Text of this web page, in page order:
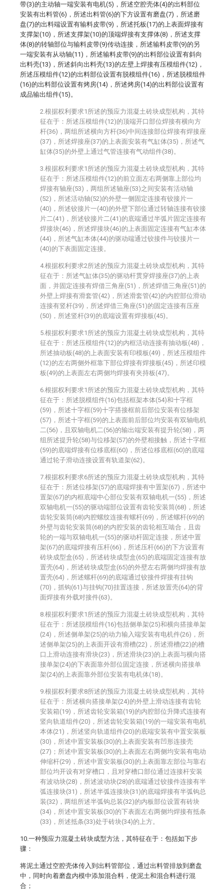
带(3)的主动轴一端安装有电机(5)，所述空腔壳体(4)的出料部位
安装有出料管(6)，所述出料管(6)的下方设置有磨盘(7)，所述磨
盘(7)的出料端设置有输料皮带(9)，所述托板(17)的上表面焊接有
支撑架(10)，所述支撑架(10)的顶端焊接有支撑体(8)，所述支撑
体(8)的转轴部位与输料皮带(9)传动连接，所述输料皮带(9)的另
一端安装有从动轴(11)，所述输料皮带(9)的出料部位设置有斜向
出料壳(13)，所述斜向出料壳(13)的左壁上焊接有压模组件(12)，
所述压模组件(12)的出料部位设置有脱模组件(16)，所述脱模组件
(16)的出料部位设置有烤房(14)，所述烤房(14)的出料部位设置有
成品输出组件(15)。
2.根据权利要求1所述的预应力混凝土砖块成型机构，其特
征在于：所述压模组件(12)的顶端开口部位焊接有横向方
杆(36)，两组所述横向方杆(36)中间连接部位焊接有焊接座
(37)，所述焊接座(37)的上表面安装有气缸体(35)，所述气
缸体(35)的外壁上通过气管连接有气动组件(38)。
3.根据权利要求1所述的预应力混凝土砖块成型机构，其特
征在于：所述压模组件(12)的前立面左右两侧靠上部位均
焊接有轴座(53)，两组所述轴座(53)之间安装有活动轴
(52)，所述活动轴(52)的外壁一侧固定连接有铰接片一
(40)，所述铰接片一(40)的外壁下部位通过转轴连接有铰接
片二(41)，所述铰接片二(41)的底端通过半弧片固定连接有
焊接块(46)，所述焊接块(46)的上表面固定连接有气缸本体
(44)，所述气缸本体(44)的驱动端通过铰接件与铰接片一
(40)的下表面固定连接。
4.根据权利要求2所述的预应力混凝土砖块成型机构，其特
征在于：所述气缸体(35)的驱动杆贯穿焊接座(37)的上表
面，并固定连接有焊借三角座(51)，所述焊借三角座(51)的
外壁上焊接有滑套管(42)，所述滑套管(42)的内腔部位滑动
连接有竖杆(39)，所述焊借三角座(51)的固定连接有压座
(50)，所述竖杆(39)的底端设置有焊接板(45)。
5.根据权利要求1所述的预应力混凝土砖块成型机构，其特
征在于：所述压模组件(12)的内框活动连接有抽动板(48)，
所述抽动板(48)的上表面安装有印模板(49)，所述压模组件
(12)的左右两侧外框靠下部位焊接有焊接板(45)，所述印模
板(49)的上表面左右两侧均焊接有夹持板(47)。
6.根据权利要求1所述的预应力混凝土砖块成型机构，其特
征在于：所述脱模组件(16)包括框架本体(54)和十字框
(59)，所述十字框(59)十字搭接框前后部位安装有位移架
(57)，所述十字框(59)的上表面前后部位均安装有双轴电机
二(56)，且双轴电机二(56)的输出端安装有提升轮(58)，两
组所述提升轮(58)与位移架(57)的外壁相接触，所述十字框
(59)的底端焊接有位移底框(60)，所述位移底框(60)的底端
通过轮子滑动连接设置有轨道架(62)。
7.根据权利要求6所述的预应力混凝土砖块成型机构，其特
征在于：所述位移架(57)的底端焊接有中置架(67)，所述中
置架(67)的内框底端中心部位安装有双轴电机一(55)，所述
双轴电机一(55)的驱动端部位设置有齿轮安装筒(68)，所述
齿轮安装筒(68)内腔螺纹连接有螺杆(69)，所述螺杆(69)的
外壁与齿轮安装筒(68)的内腔安装的齿轮相互啮合，且齿
轮的一端与双轴电机一(55)的驱动杆固定连接，所述中置
架(67)的底端焊接有压杆(66)，所述压杆(66)的下方设置有
砖块成型盒(65)，所述砖块成型盒(65)的底端固定连接有放
置壳(64)，所述砖块成型盒(65)的外壁左右两侧均焊接有放
置壳(64)，所述螺杆(69)的底端通过铰接件焊接有挂钩
(70)，抓钩(61)与挂钩(70)挂置连接，所述放置壳(64)的背
面焊接有外载对接件(63)。
8.根据权利要求1所述的预应力混凝土砖块成型机构，其特
征在于：所述脱模组件(16)包括侧单架(25)和横向搭接单架
(24)，所述侧单架(25)的动力输入端安装有电机件(26)，所
述侧单架(25)的上表面开设有滑槽(22)，所述滑槽(22)的槽
口上滑动连接有滑块(23)，所述滑块(23)的上表面与横向搭
接单架(24)的下表面靠外部位固定连接，所述横向搭接单
架(24)的上表面靠外部位安装有电机体(18)。
9.根据权利要求8所述的预应力混凝土砖块成型机构，其特
征在于：所述横向搭接单架(24)的外壁上滑动连接有齿轮
安装箱(19)，所述齿轮安装箱(19)的内腔部位升降式连接有
竖向轨道组件(20)，所述齿轮安装箱(19)的一端安装有电机
本体(21)，所述竖向轨道组件(20)的底端安装有中置安装板
(30)，所述中置安装板(30)的上表面安装有凹形连接壳
(27)；所述中置安装板(30)的上表面左右两侧均安装有电动
伸缩杆(29)，所述中置安装板(30)的上表面靠左部位与靠右
部位均开设有对穿槽口，且对穿槽口部位通过连接杆安装
有波动块(28)，所述波动块(28)的底端通过铰接件连接有半
弧连接块(31)，所述半弧连接块(31)的底端焊接有半弧钩总
装(32)，两组所述半弧钩总装(32)的内板部位设置有砖块
(34)，所述中置安装板(30)的下表面左右两侧均焊接有抵条
(33)，所述抵条(33)处于砖块(34)的上方。
10.一种预应力混凝土砖块成型方法，其特征在于：包括如下步
骤：
将泥土通过空腔壳体传入到出料管部位，通过出料管排放到磨盘
中，同时向着磨盘内模中添加混合料，使泥土和混合料进行混
合；